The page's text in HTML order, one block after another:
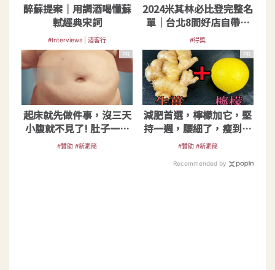
醉蘇提案｜用調酒喝懂蘇
軾經典宋詞
#Interviews | 酒客行
2024米其林必比登完整名
單｜台北8間好店自帶酒
開瓶費大公開
#得獎
PR
起床就先做件事，沒三天
小腹就不見了! 肚子一天
天變小！
#贊助 #新素簡
PR
減肥首選，檸檬加它，堅
持一週，腰細了，瘦到你
懷疑人生
#贊助 #新素簡
Recommended by